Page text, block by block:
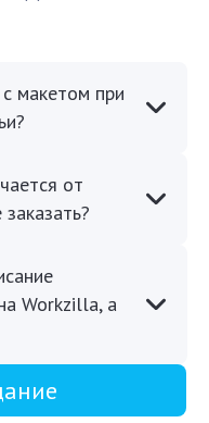
макетом при
от
Workzilla, а